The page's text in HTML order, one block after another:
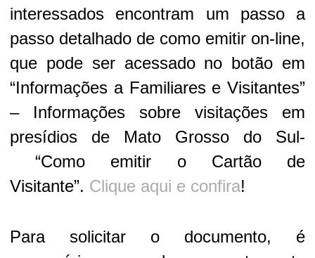
interessados encontram um passo a
passo detalhado de como emitir on-line,
que pode ser acessado no botão em
“Informações a Familiares e Visitantes”
– Informações sobre visitações em
presídios de Mato Grosso do Sul-
“Como emitir o Cartão de
Visitante”. Clique aqui e confira!
Para solicitar o documento, é